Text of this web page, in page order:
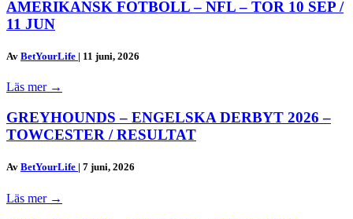
AMERIKANSK FOTBOLL – NFL – TOR 10 SEP /
11 JUN
Av BetYourLife | 11 juni, 2026
Läs mer →
GREYHOUNDS – ENGELSKA DERBYT 2026 –
TOWCESTER / RESULTAT
Av BetYourLife | 7 juni, 2026
Läs mer →